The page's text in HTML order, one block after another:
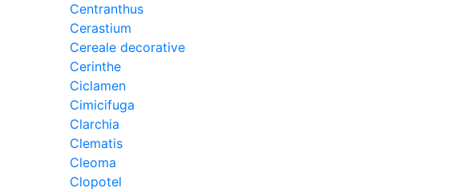
Centranthus
Cerastium
Cereale decorative
Cerinthe
Ciclamen
Cimicifuga
Clarchia
Clematis
Cleoma
Clopotel